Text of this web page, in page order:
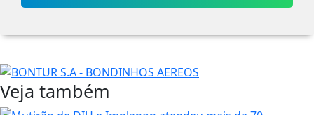
Veja também